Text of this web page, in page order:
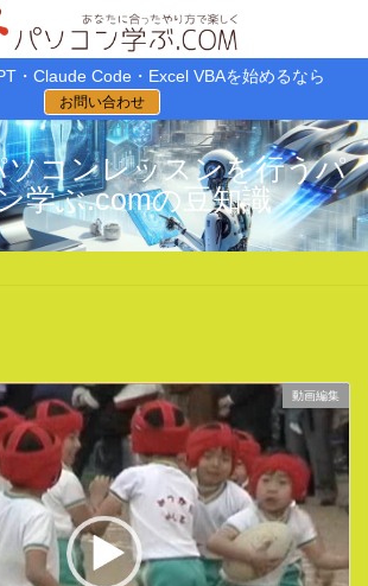
・Claude Code・Excel VBAを始めるなら
お問い合わせ
ソコンレッスンを行うパ
学ぶ.comの豆知識
動画編集